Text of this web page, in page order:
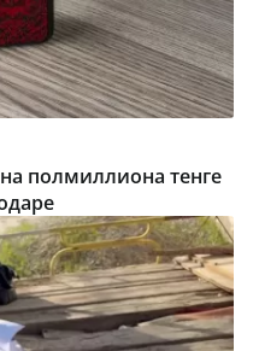
полмиллиона тенге